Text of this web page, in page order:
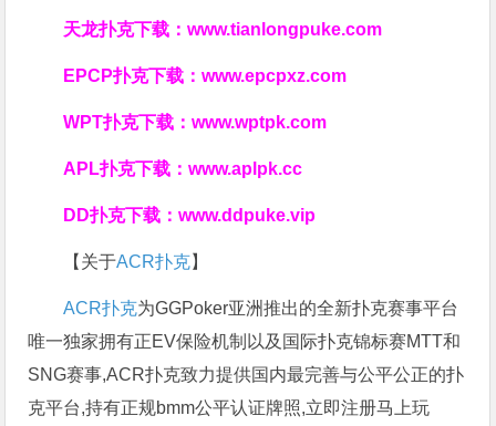
天龙扑克下载：www.tianlongpuke.com
EPCP扑克下载：www.epcpxz.com
WPT扑克下载：www.wptpk.com
APL扑克下载：www.aplpk.cc
DD扑克下载：www.ddpuke.vip
【关于ACR扑克】
ACR扑克为GGPoker亚洲推出的全新扑克赛事平台
唯一独家拥有正EV保险机制以及国际扑克锦标赛MTT和
SNG赛事,ACR扑克致力提供国内最完善与公平公正的扑
克平台,持有正规bmm公平认证牌照,立即注册马上玩